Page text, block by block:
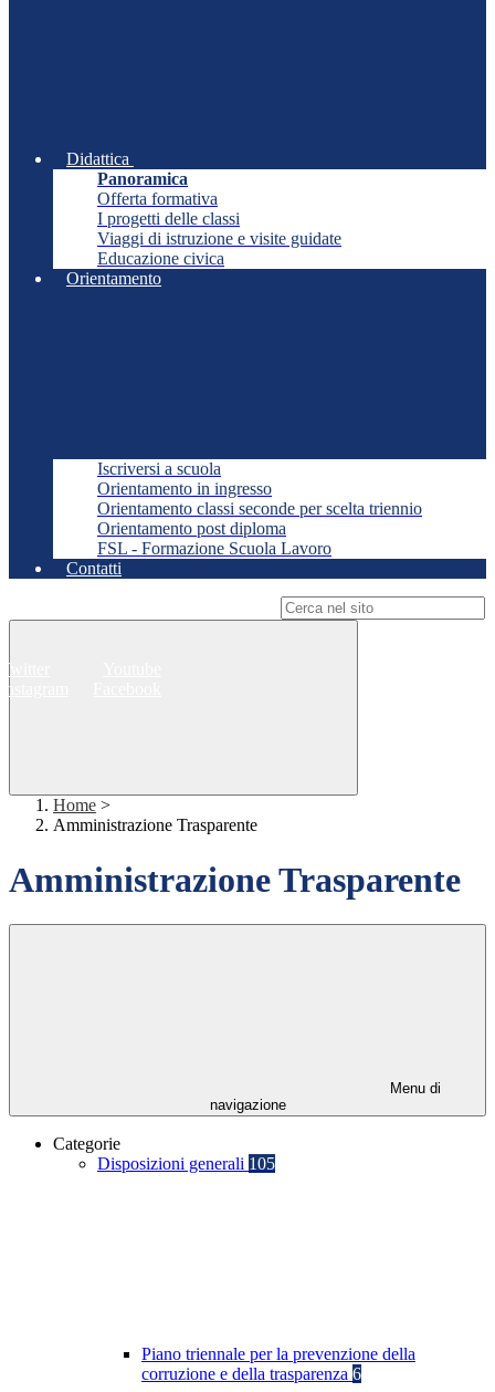
Didattica
Panoramica
Offerta formativa
I progetti delle classi
Viaggi di istruzione e visite guidate
Educazione civica
Orientamento
Iscriversi a scuola
Orientamento in ingresso
Orientamento classi seconde per scelta triennio
Orientamento post diploma
FSL - Formazione Scuola Lavoro
Contatti
Twitter
Instagram
Home >
Amministrazione Trasparente
Amministrazione Trasparente
Menu di
navigazione
Categorie
Disposizioni generali 105
Piano triennale per la prevenzione della
corruzione e della trasparenza 6